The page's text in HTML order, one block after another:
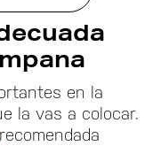
en la
la vas a colocar.
recomendada